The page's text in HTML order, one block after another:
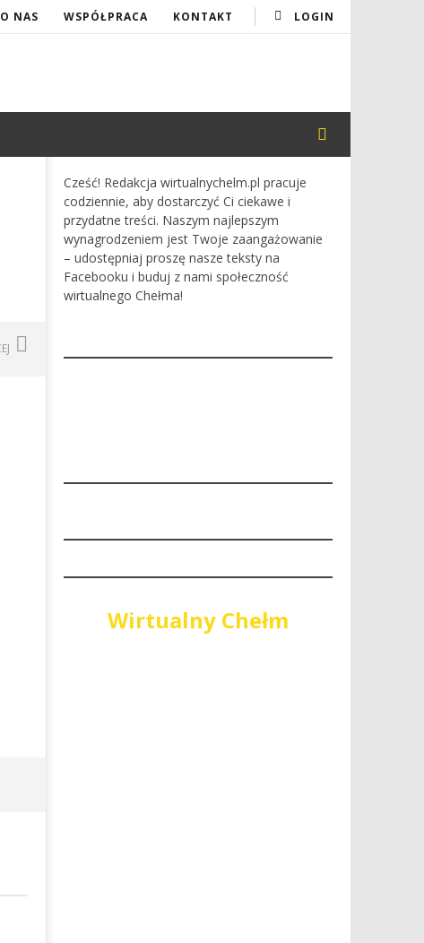
LOGIN
O NAS WSPÓŁPRACA KONTAKT
czerwca
Cześć! Redakcja wirtualnychelm.pl pracuje
codziennie, aby dostarczyć Ci ciekawe i
przydatne treści. Naszym najlepszym
wynagrodzeniem jest Twoje zaangażowanie
– udostępniaj proszę nasze teksty na
Facebooku i buduj z nami społeczność
wirtualnego Chełma!
Wirtualny Chełm